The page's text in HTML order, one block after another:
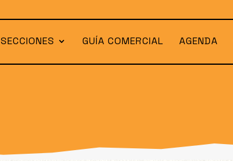
SECCIONES GUÍA COMERCIAL AGENDA